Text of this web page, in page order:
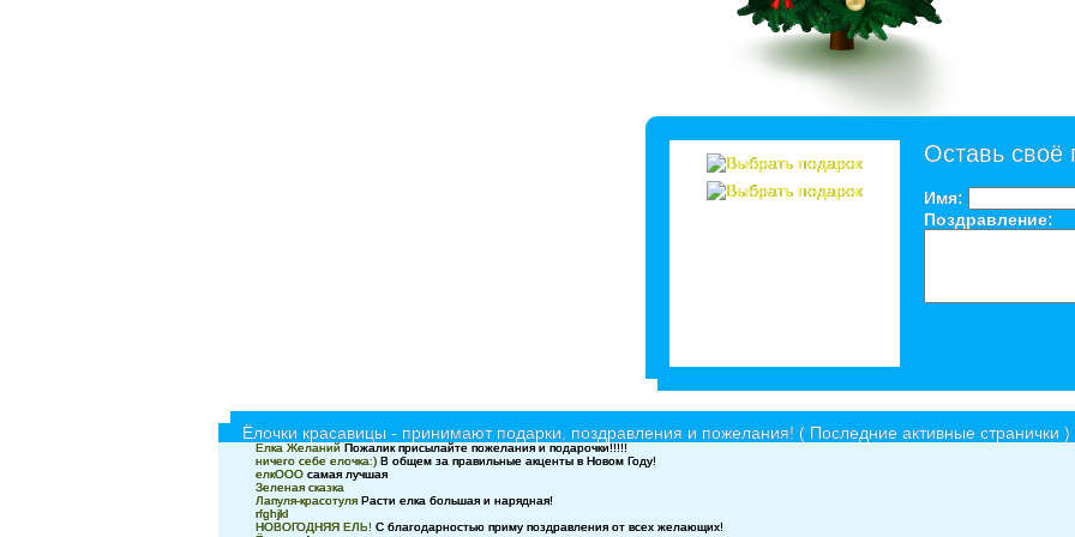
Оставь своё
Имя:
Поздравление:
Ёлочки красавицы - принимают подарки, поздравления и пожелания! ( Последние активные странички )
Елка Желаний Пожалик присылайте пожелания и подарочки!!!!!
ничего себе елочка:) В общем за правильные акценты в Новом Году!
елкООО самая лучшая
Зеленая сказка
Лапуля-красотуля Расти елка большая и нарядная!
rfghjkl
НОВОГОДНЯЯ ЕЛЬ! С благодарностью приму поздравления от всех желающих!